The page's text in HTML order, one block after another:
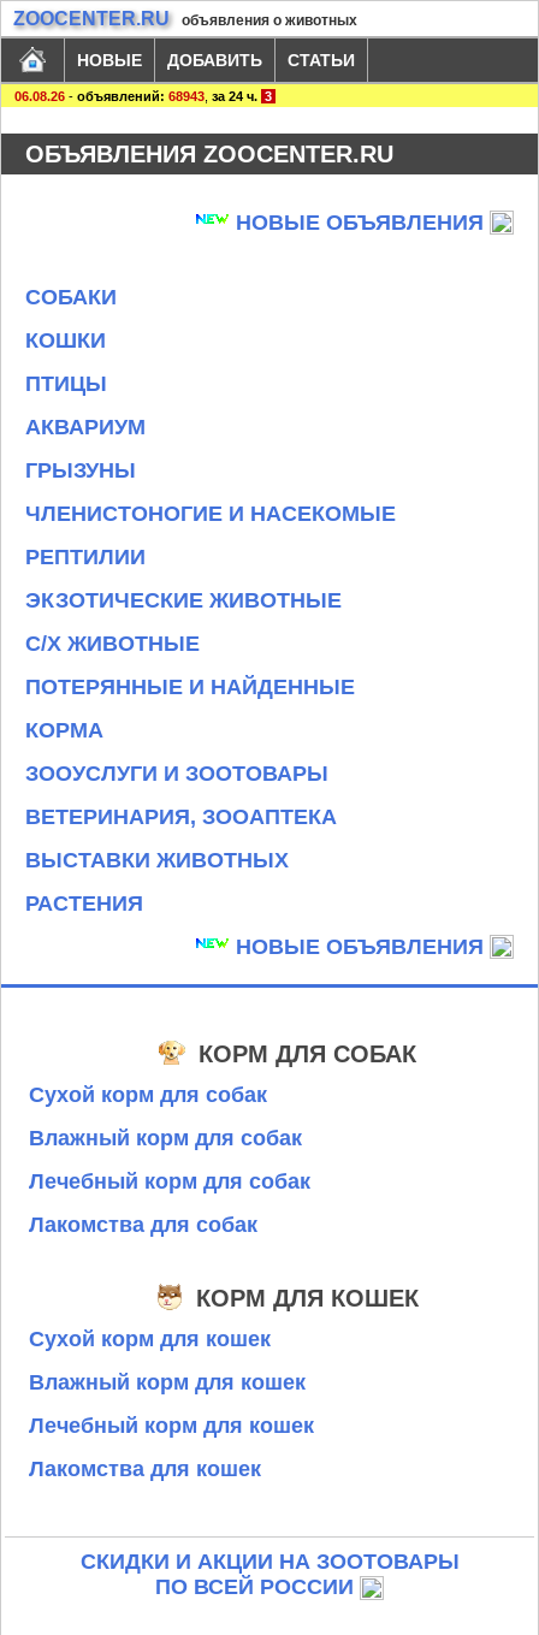
ZOOCENTER.RU объявления о животных
НОВЫЕ ДОБАВИТЬ СТАТЬИ
06.08.26 - объявлений: 68943 за 24 ч. 3
ОБЪЯВЛЕНИЯ ZOOCENTER.RU
НОВЫЕ ОБЪЯВЛЕНИЯ
СОБАКИ
КОШКИ
ПТИЦЫ
АКВАРИУМ
ГРЫЗУНЫ
ЧЛЕНИСТОНОГИЕ И НАСЕКОМЫЕ
РЕПТИЛИИ
ЭКЗОТИЧЕСКИЕ ЖИВОТНЫЕ
С/Х ЖИВОТНЫЕ
ПОТЕРЯННЫЕ И НАЙДЕННЫЕ
КОРМА
ЗООУСЛУГИ И ЗООТОВАРЫ
ВЕТЕРИНАРИЯ, ЗООАПТЕКА
ВЫСТАВКИ ЖИВОТНЫХ
РАСТЕНИЯ
НОВЫЕ ОБЪЯВЛЕНИЯ
КОРМ ДЛЯ СОБАК
Сухой корм для собак
Влажный корм для собак
Лечебный корм для собак
Лакомства для собак
КОРМ ДЛЯ КОШЕК
Сухой корм для кошек
Влажный корм для кошек
Лечебный корм для кошек
Лакомства для кошек
СКИДКИ И АКЦИИ НА ЗООТОВАРЫ
ПО ВСЕЙ РОССИИ